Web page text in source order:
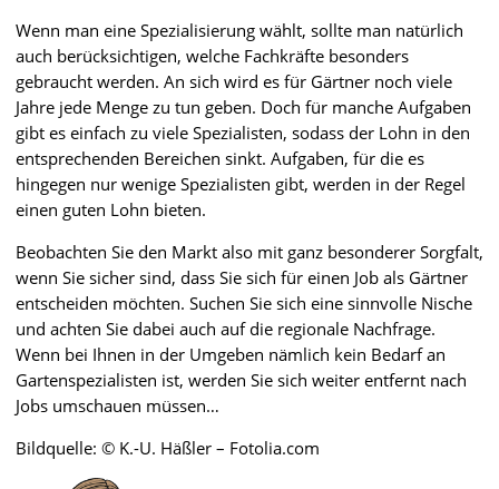
Wenn man eine Spezialisierung wählt, sollte man natürlich
auch berücksichtigen, welche Fachkräfte besonders
gebraucht werden. An sich wird es für Gärtner noch viele
Jahre jede Menge zu tun geben. Doch für manche Aufgaben
gibt es einfach zu viele Spezialisten, sodass der Lohn in den
entsprechenden Bereichen sinkt. Aufgaben, für die es
hingegen nur wenige Spezialisten gibt, werden in der Regel
einen guten Lohn bieten.
Beobachten Sie den Markt also mit ganz besonderer Sorgfalt,
wenn Sie sicher sind, dass Sie sich für einen Job als Gärtner
entscheiden möchten. Suchen Sie sich eine sinnvolle Nische
und achten Sie dabei auch auf die regionale Nachfrage.
Wenn bei Ihnen in der Umgeben nämlich kein Bedarf an
Gartenspezialisten ist, werden Sie sich weiter entfernt nach
Jobs umschauen müssen…
Bildquelle: © K.-U. Häßler – Fotolia.com